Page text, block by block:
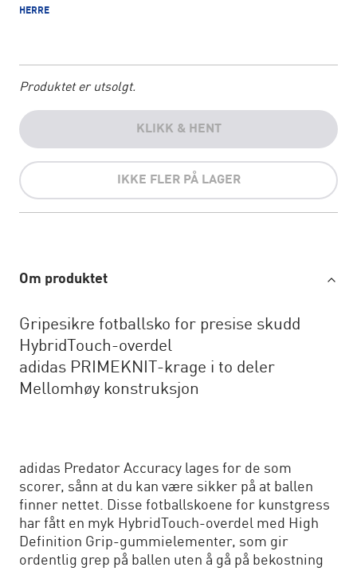
HERRE
Produktet er utsolgt.
KLIKK & HENT
IKKE FLER PÅ LAGER
Om produktet
Gripesikre fotballsko for presise skudd
HybridTouch-overdel
adidas PRIMEKNIT-krage i to deler
Mellomhøy konstruksjon
adidas Predator Accuracy lages for de som
scorer, sånn at du kan være sikker på at ballen
finner nettet. Disse fotballskoene for kunstgress
har fått en myk HybridTouch-overdel med High
Definition Grip-gummielementer, som gir
ordentlig grep på ballen uten å gå på bekostning